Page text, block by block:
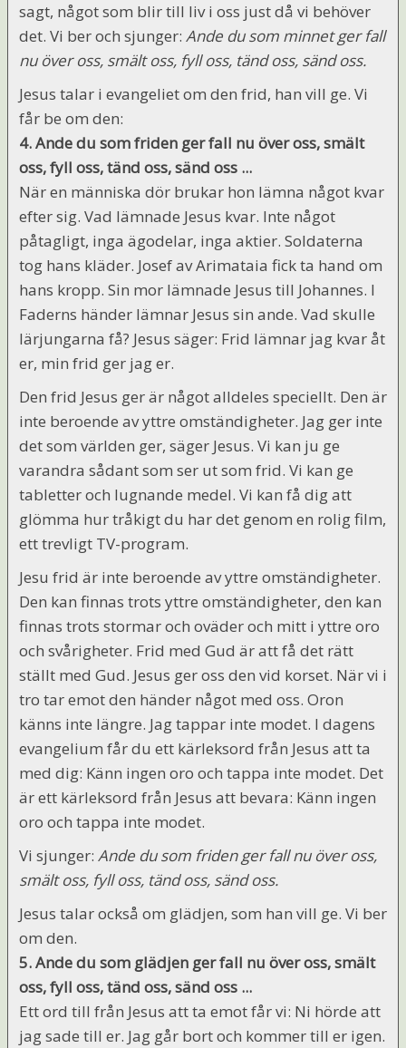
sagt, något som blir till liv i oss just då vi behöver
det. Vi ber och sjunger: Ande du som minnet ger fall
nu över oss, smält oss, fyll oss, tänd oss, sänd oss.
Jesus talar i evangeliet om den frid, han vill ge. Vi
får be om den:
4. Ande du som friden ger fall nu över oss, smält
oss, fyll oss, tänd oss, sänd oss ...
När en människa dör brukar hon lämna något kvar
efter sig. Vad lämnade Jesus kvar. Inte något
påtagligt, inga ägodelar, inga aktier. Soldaterna
tog hans kläder. Josef av Arimataia fick ta hand om
hans kropp. Sin mor lämnade Jesus till Johannes. I
Faderns händer lämnar Jesus sin ande. Vad skulle
lärjungarna få? Jesus säger: Frid lämnar jag kvar åt
er, min frid ger jag er.
Den frid Jesus ger är något alldeles speciellt. Den är
inte beroende av yttre omständigheter. Jag ger inte
det som världen ger, säger Jesus. Vi kan ju ge
varandra sådant som ser ut som frid. Vi kan ge
tabletter och lugnande medel. Vi kan få dig att
glömma hur tråkigt du har det genom en rolig film,
ett trevligt TV-program.
Jesu frid är inte beroende av yttre omständigheter.
Den kan finnas trots yttre omständigheter, den kan
finnas trots stormar och oväder och mitt i yttre oro
och svårigheter. Frid med Gud är att få det rätt
ställt med Gud. Jesus ger oss den vid korset. När vi i
tro tar emot den händer något med oss. Oron
känns inte längre. Jag tappar inte modet. I dagens
evangelium får du ett kärleksord från Jesus att ta
med dig: Känn ingen oro och tappa inte modet. Det
är ett kärleksord från Jesus att bevara: Känn ingen
oro och tappa inte modet.
Vi sjunger: Ande du som friden ger fall nu över oss,
smält oss, fyll oss, tänd oss, sänd oss.
Jesus talar också om glädjen, som han vill ge. Vi ber
om den.
5. Ande du som glädjen ger fall nu över oss,smält
oss, fyll oss, tänd oss, sänd oss ...
Ett ord till från Jesus att ta emot får vi: Ni hörde att
jag sade till er. Jag går bort och kommer till er igen.